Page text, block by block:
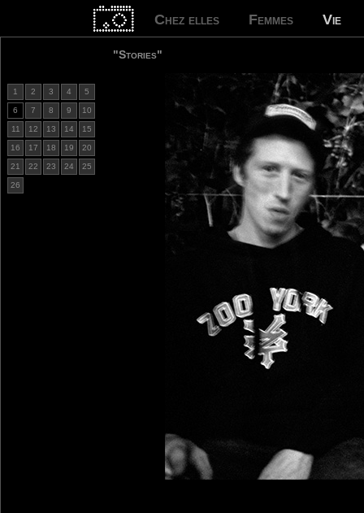
Chez elles Femmes Vie
"Stories"
1 2 3 4 5
6 7 8 9 10
11 12 13 14 15
16 17 18 19 20
21 22 23 24 25
26